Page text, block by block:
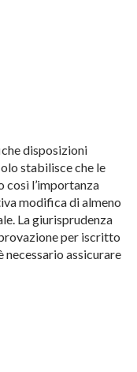
disposizioni
stabilisce che le
così l’importanza
modifica di almeno
La giurisprudenza
per iscritto
assicurare